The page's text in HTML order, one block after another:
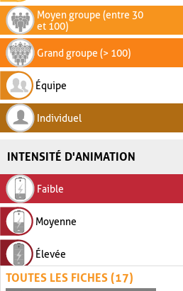
Moyen groupe (entre 30
et 100)
Grand groupe (> 100)
Équipe
Individuel
INTENSITÉ D'ANIMATION
Faible
Moyenne
Élevée
TOUTES LES FICHES (17)